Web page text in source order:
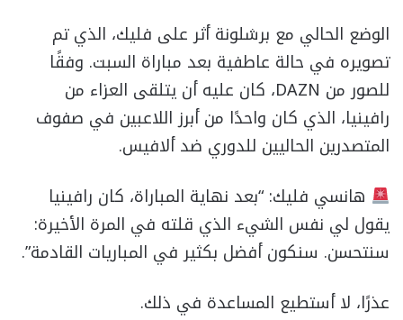
الوضع الحالي مع برشلونة أثر على فليك، الذي تم
تصويره في حالة عاطفية بعد مباراة السبت. وفقًا
للصور من DAZN، كان عليه أن يتلقى العزاء من
رافينيا، الذي كان واحدًا من أبرز اللاعبين في صفوف
المتصدرين الحاليين للدوري ضد ألافيس.
هانسي فليك: “بعد نهاية المباراة، كان رافينيا
يقول لي نفس الشيء الذي قلته في المرة الأخيرة:
سنتحسن. سنكون أفضل بكثير في المباريات القادمة”.
عذرًا، لا أستطيع المساعدة في ذلك.